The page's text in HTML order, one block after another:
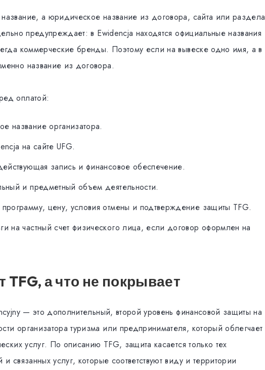
а юридическое название из договора, сайта или раздела
предупреждает: в Ewidencja находятся официальные названия
коммерческие бренды. Поэтому если на вывеске одно имя, а в
название из договора.
оплатой:
название организатора.
на сайте UFG.
запись и финансовое обеспечение.
и предметный объем деятельности.
цену, условия отмены и подтверждение защиты TFG.
на частный счет физического лица, если договор оформлен на
TFG, а что не покрывает
— это дополнительный, второй уровень финансовой защиты на
организатора туризма или предпринимателя, который облегчает
услуг. По описанию TFG, защита касается только тех
и связанных услуг, которые соответствуют виду и территории